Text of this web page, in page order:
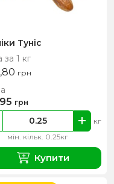
Туніс
за 1 кг
грн
мін. кільк. 0.25кг
кг
грн
Купити